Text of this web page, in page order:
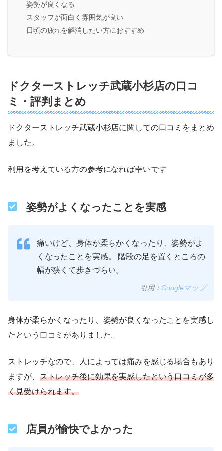
姿勢が良くなる
スタッフが面白く雰囲気が良い
日頃の疲れを解消したい方におすすめ
ドクターストレッチ武蔵小杉店の口コ
ミ・評判まとめ
ドクターストレッチ武蔵小杉店に関しての口コミをまとめ
ました。
利用を考えている方の参考になれば幸いです
姿勢がよくなったことを実感
痛いけど、身体が柔らかくなったり、姿勢がよ
くなったことを実感。 階段の足を置くところの
幅が狭くて歩きづらい。
引用： Googleマップ
身体が柔らかくなったり、姿勢が良くなったことを実感し
たという口コミがありました。
ストレッチなので、人によっては痛みを感じる場合もあり
ますが、 ストレッチ後に効果を実感したという口コミが多
く見受けられます。
店員が愉快でよかった